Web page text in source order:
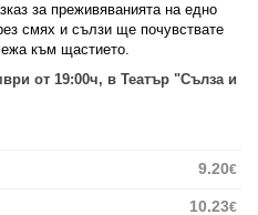
за преживяванията на едно
смях и сълзи ще почувствате
към щастието.
от 19:00ч, в Театър "Сълза и
9.20€
10.23€